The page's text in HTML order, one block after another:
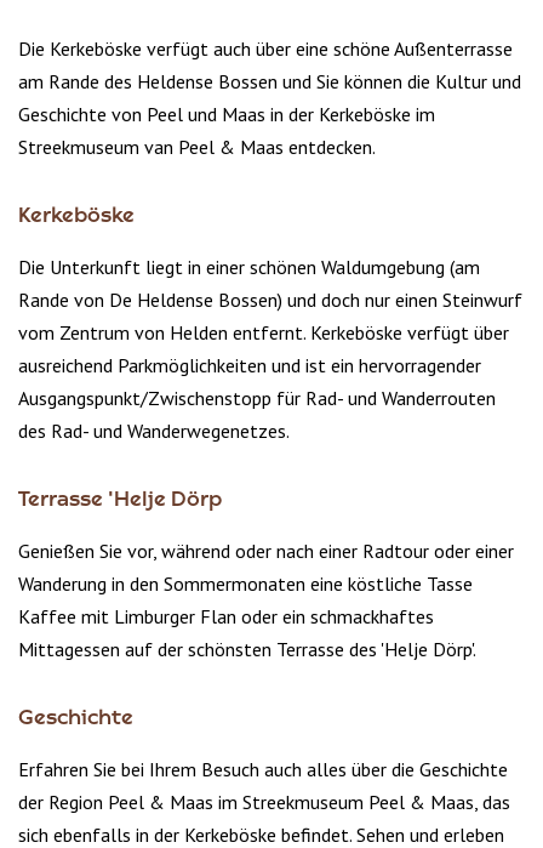
Die Kerkeböske verfügt auch über eine schöne Außenterrasse
am Rande des Heldense Bossen und Sie können die Kultur und
Geschichte von Peel und Maas in der Kerkeböske im
Streekmuseum van Peel & Maas entdecken.
Kerkeböske
Die Unterkunft liegt in einer schönen Waldumgebung (am
Rande von De Heldense Bossen) und doch nur einen Steinwurf
vom Zentrum von Helden entfernt. Kerkeböske verfügt über
ausreichend Parkmöglichkeiten und ist ein hervorragender
Ausgangspunkt/Zwischenstopp für Rad- und Wanderrouten
des Rad- und Wanderwegenetzes.
Terrasse 'Helje Dörp
Genießen Sie vor, während oder nach einer Radtour oder einer
Wanderung in den Sommermonaten eine köstliche Tasse
Kaffee mit Limburger Flan oder ein schmackhaftes
Mittagessen auf der schönsten Terrasse des 'Helje Dörp'.
Geschichte
Erfahren Sie bei Ihrem Besuch auch alles über die Geschichte
der Region Peel & Maas im Streekmuseum Peel & Maas, das
sich ebenfalls in der Kerkeböske befindet. Sehen und erleben